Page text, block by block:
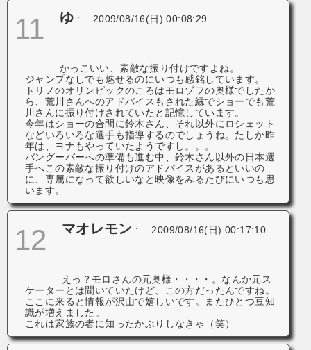
11 ゆ : 2009/08/16(日) 00:08:29
かっこいい、素敵な振り付けですよね。
ジャンプなしでも魅せるのにいつも感銘しています。
トリノのオリンピックのころはモロゾフの奥様でしたか
ら、荒川さんへのアドバイスもされた縁でショーでも荒
川さんに振り付けされていたと記憶しています。
今年はショーの合間に鈴木さん、それ以外にロシェット
などいろいろな選手も指導するのでしょうね。たしか昨
年は、ヨナもやっていたようですし。。。
バングーバーへの準備も進む中、鈴木さん以外の日本選
手へこの素敵な振り付けのアドバイスがあるといいの
に、専属になって欲しいなと映像をみるたびにいつも思
います。
12 マオレモン : 2009/08/16(日) 00:17:10
えっ？モロさんの元奥様・・・・。なんか元ス
ケーターとは聞いていたけど、この方だったんですね。
ここに来ると情報が沢山で嬉しいです。またひとつ豆知
識が増えました。
これは家族の者に知ったかぶりしなきゃ（笑）